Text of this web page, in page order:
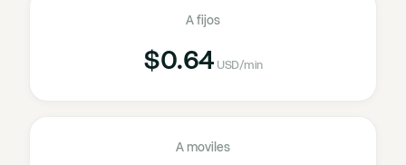
A fijos
$0.64 USD/min
A moviles